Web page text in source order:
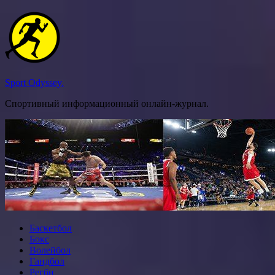
Перейти
содержимому
Sport Odyssey.
Спортивный информационный онлайн-журнал.
Баскетбол
Бокс
Волейбол
Гандбол
Регби